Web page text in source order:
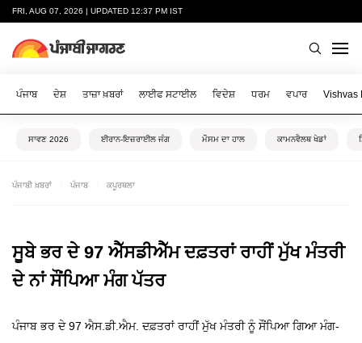
FRI, AUG 07, 2026 | UPDATED 12:37 PM IST
ਪੰਜਾਬ ਦੇਸ਼ ਤਾਜ਼ਾ ਖ਼ਬਰਾਂ ਲਾਈਫ ਸਟਾਈਲ ਵਿਦੇਸ਼ ਧਰਮ ਵਪਾਰ Vishvas
ਸਾਵਣ 2026 ਈਰਾਨ-ਇਜ਼ਰਾਈਲ ਜੰਗ ਮੌਸਮ ਦਾ ਹਾਲ ਕਾਮਨਵੈਲਥ ਖੇਡਾਂ
ਪੰਜਾਬੀ ਖ਼ਬਰਾਂ ਪੰਜਾਬ ਕਪੂਰਥਲਾ
ਸੂਬੇ ਭਰ ਦੇ 97 ਐੱਸਡੀਐੱਮ ਦਫ਼ਤਰਾਂ ਰਾਹੀਂ ਮੁੱਖ ਮੰਤਰੀ
ਦੇ ਨਾਂ ਸੌਂਪਿਆ ਮੰਗ ਪੱਤਰ
ਪੰਜਾਬ ਭਰ ਦੇ 97 ਐਸ.ਡੀ.ਐਮ. ਦਫ਼ਤਰਾਂ ਰਾਹੀਂ ਮੁੱਖ ਮੰਤਰੀ ਨੂੰ ਸੌਂਪਿਆ ਗਿਆ ਮੰਗ-